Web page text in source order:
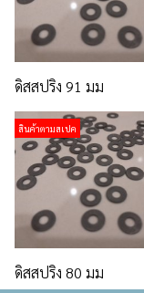
ดิสสปริง 91 มม
สินค้าตามสเปค
ดิสสปริง 80 มม